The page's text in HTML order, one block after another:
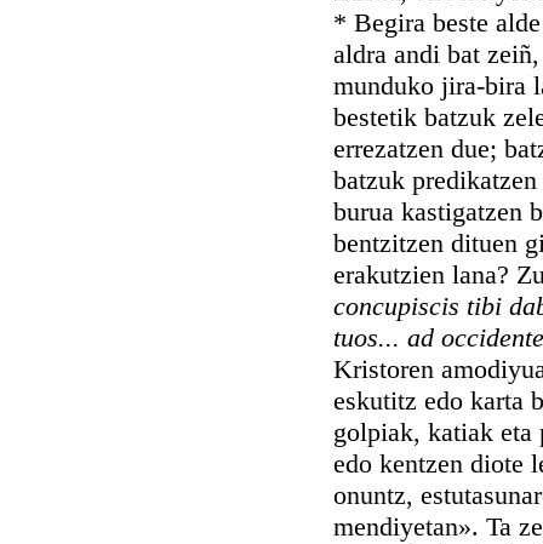
* Begira beste
aldra andi bat
munduko jira-bira
bestetik batzuk
errezatzen due;
batzuk
burua kastigatzen
bentzitzen dituen
erakutzien lana?
concupiscis tibi
tuos... ad
Kristoren
eskutitz edo karta
golpiak, katiak eta
edo kentzen diote
onuntz,
mendiyetan». Ta